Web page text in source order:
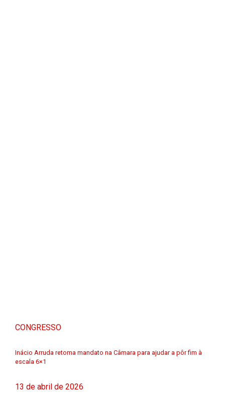
CONGRESSO
Inácio Arruda retoma mandato na Câmara para ajudar a pôr fim à
escala 6×1
13 de abril de 2026